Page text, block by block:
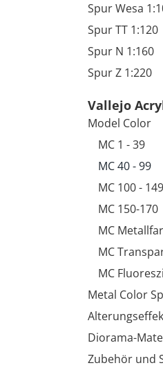
Spur Wesa
Spur TT 1:120
Spur N 1:160
Spur Z 1:220
Vallejo
Model Color
MC 1 - 39
MC 40 - 99
MC 100 - 149
MC 150-170
MC
MC
MC
Metal Color
Diorama-
Zubehör und